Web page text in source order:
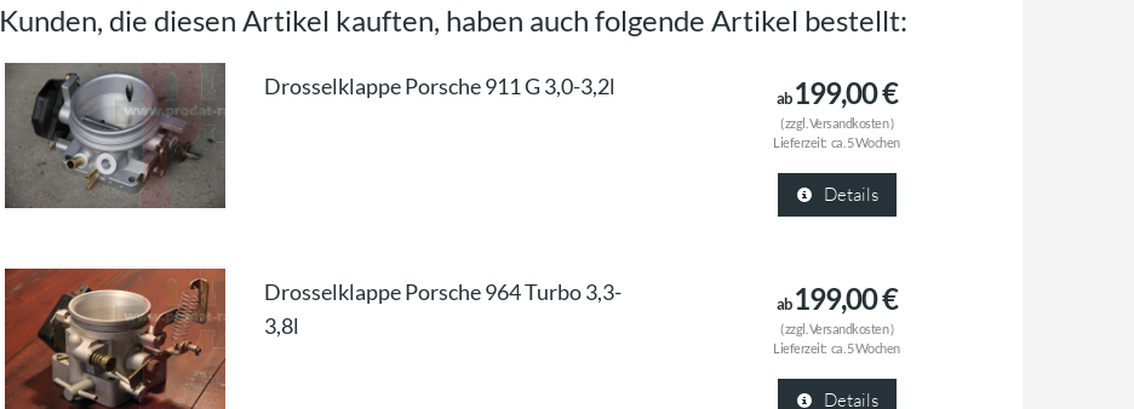
Kunden, die diesen Artikel kauften, haben auch folgende Artikel bestellt:
Drosselklappe Porsche 911 G 3,0-3,2l ab199,00 €
( zzgl. Versandkosten)
Lieferzeit: ca. 5 Wochen
Details
Drosselklappe Porsche 964 Turbo 3,3-
3,8l
ab199,00 €
( zzgl. Versandkosten)
Lieferzeit: ca. 5 Wochen
Details